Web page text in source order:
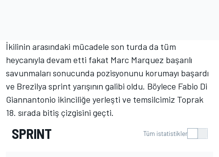
İkilinin arasındaki mücadele son turda da tüm
heycanıyla devam etti fakat Marc Marquez başarılı
savunmaları sonucunda pozisyonunu korumayı başardı
ve Brezilya sprint yarışının galibi oldu. Böylece Fabio Di
Giannantonio ikinciliğe yerleşti ve temsilcimiz Toprak
18. sırada bitiş çizgisini geçti.
SPRINT Tüm istatistikler